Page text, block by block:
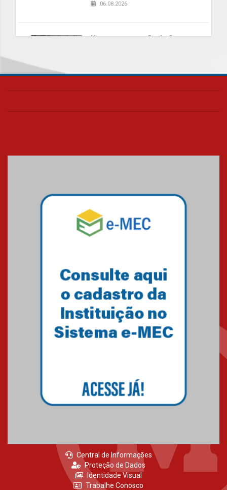
06.08.2026
Nova apresentação do Centro
realizará nova edição da Feira
04.08.2026
Mackenzie recepciona os
calouros do segundo semestre
Como o Colégio Mackenzie
Brasília prepara seus
estudantes para o PAS antes
mesmo do Ensino Médio
04.08.2026
Central de Informações
Proteção de Dados
Identidade Visual
Trabalhe Conosco